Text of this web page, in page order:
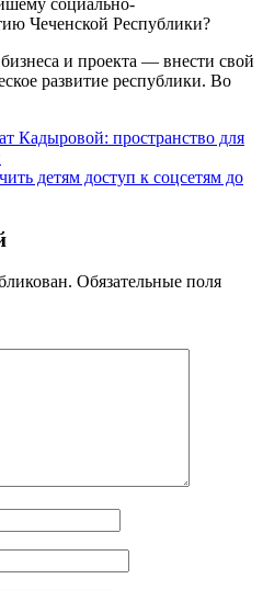
социально-
Чеченской Республики?
и проекта — внести свой
развитие республики. Во
Кадыровой: пространство для
детям доступ к соцсетям до
Обязательные поля